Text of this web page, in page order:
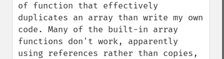
of function that effectively
duplicates an array than write my own
code. Many of the built-in array
functions don't work, apparently
using references rather than copies,